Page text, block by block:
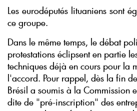
Les eurodéputés lituaniens sont
ce groupe.
Dans le même temps, le débat
protestations éclipsent en partie
techniques déjà en cours pour la
l'accord. Pour rappel, dès la fin
Brésil a soumis à la Commission
dite de "pré-inscription" des